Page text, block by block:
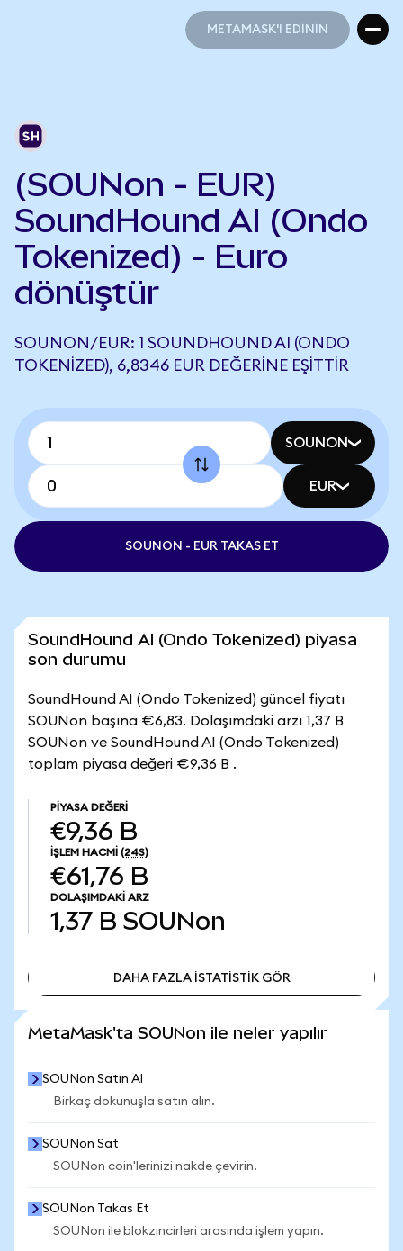
METAMASK'I EDİNİN
(SOUNon - EUR)
SoundHound AI (Ondo
Tokenized) - Euro
dönüştür
SOUNON/EUR: 1 SOUNDHOUND AI (ONDO
TOKENIZED), 6,8346 EUR DEĞERINE EŞITTIR
SOUNON
EUR
SOUNON - EUR TAKAS ET
SoundHound AI (Ondo Tokenized) piyasa
son durumu
SoundHound AI (Ondo Tokenized) güncel fiyatı
SOUNon başına €6,83. Dolaşımdaki arzı 1,37 B
SOUNon ve SoundHound AI (Ondo Tokenized)
toplam piyasa değeri €9,36 B .
PIYASA DEĞERI
€9,36 B
İŞLEM HACMI (24S)
€61,76 B
DOLAŞIMDAKI ARZ
1,37 B SOUNon
DAHA FAZLA İSTATİSTİK GÖR
MetaMask'ta SOUNon ile neler yapılır
SOUNon Satın Al
Birkaç dokunuşla satın alın.
SOUNon Sat
SOUNon coin'lerinizi nakde çevirin.
SOUNon Takas Et
SOUNon ile blokzincirleri arasında işlem yapın.